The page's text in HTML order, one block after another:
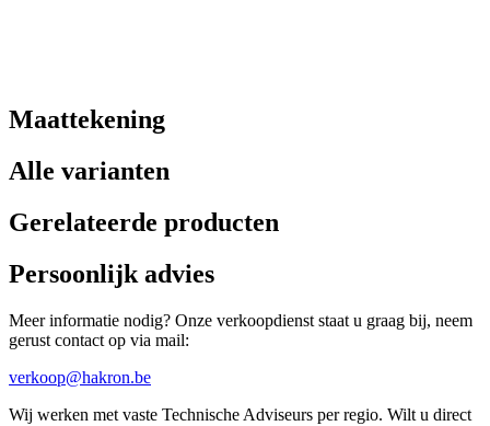
Maattekening
Alle varianten
Gerelateerde producten
Persoonlijk advies
Meer informatie nodig? Onze verkoopdienst staat u graag bij, neem
gerust contact op via mail:
verkoop@hakron.be
Wij werken met vaste Technische Adviseurs per regio. Wilt u direct